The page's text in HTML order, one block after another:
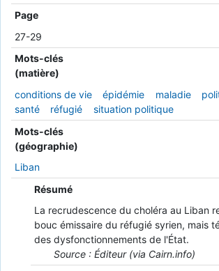
Page
27-29
Mots-clés
(matière)
conditions de vie
épidémie maladie
santé
réfugié
situation politique
Mots-clés
(géographie)
Liban
Résumé
La recrudescence du choléra au Liban
bouc émissaire du réfugié syrien, mais
des dysfonctionnements de l'État.
Source : Éditeur (via Cairn.info)